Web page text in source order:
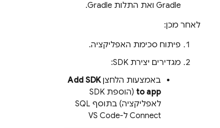
Gradle ואת התלות Gradle.
לאחר מכן:
פיתוח סכימת האפליקציה.
מגדירים יצירת SDK:
באמצעות הלחצןAdd SDK
to app
(הוספת SDK
לאפליקציה) בתוסף SQL
Connect ל-VS Code